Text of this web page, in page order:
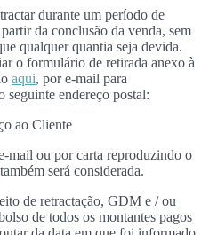
durante um período de
da conclusão da venda, sem
qualquer quantia seja devida.
o formulário de retirada anexo à
aqui, por e-mail para
seguinte endereço postal:
ao Cliente
mail ou por carta reproduzindo o
será considerada.
de retractação, GDM e / ou
de todos os montantes pagos